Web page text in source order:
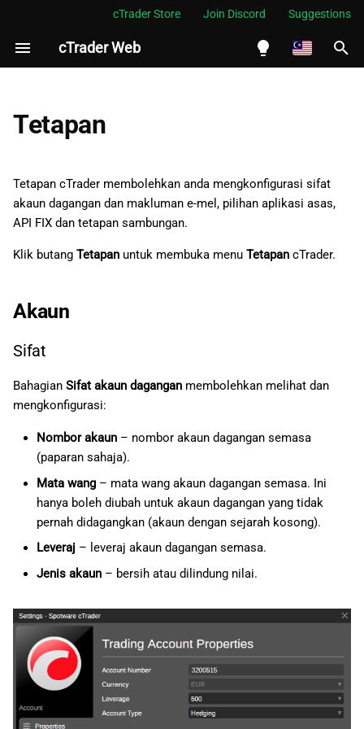
cTrader Store Join Discord Suggestions
cTrader Web
Indonesia
ไทย
日本語
Français
Polski
Русский
S
a
a
r
i
n
Makluman e-mel
Aplikasi
Aset
Pantau Pasaran
Pemberitahuan
Dagangan Pantas
Kekunci Pintasan
Lanjutan
FIX API
Tetapan
Tetapan cTrader membolehkan anda mengkonfigurasi sifat
akaun dagangan dan makluman e-mel, pilihan aplikasi asas,
API FIX dan tetapan sambungan.
Klik butang Tetapan untuk membuka menu Tetapan cTrader.
Akaun
Sifat
Bahagian Sifat akaun dagangan membolehkan melihat dan
mengkonfigurasi:
Nombor akaun– nombor akaun dagangan semasa
(paparan sahaja).
Mata wang– mata wang akaun dagangan semasa. Ini
hanya boleh diubah untuk akaun dagangan yang tidak
pernah didagangkan (akaun dengan sejarah kosong).
Leveraj – leveraj akaun dagangan semasa.
Jenis akaun– bersih atau dilindung nilai.